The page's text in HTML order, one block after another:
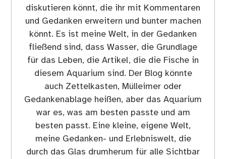
diskutieren könnt, die ihr mit Kommentaren
und Gedanken erweitern und bunter machen
könnt. Es ist meine Welt, in der Gedanken
fließend sind, dass Wasser, die Grundlage
für das Leben, die Artikel, die die Fische in
diesem Aquarium sind. Der Blog könnte
auch Zettelkasten, Mülleimer oder
Gedankenablage heißen, aber das Aquarium
war es, was am besten passte und am
besten passt. Eine kleine, eigene Welt,
meine Gedanken- und Erlebniswelt, die
durch das Glas drumherum für alle Sichtbar